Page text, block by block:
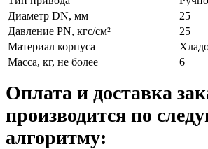
Диаметр DN, мм
25
Давление PN, кгс/см²
25
Материал корпуса
Масса, кг, не более
6
Оплата и доставка
производится по
алгоритму: